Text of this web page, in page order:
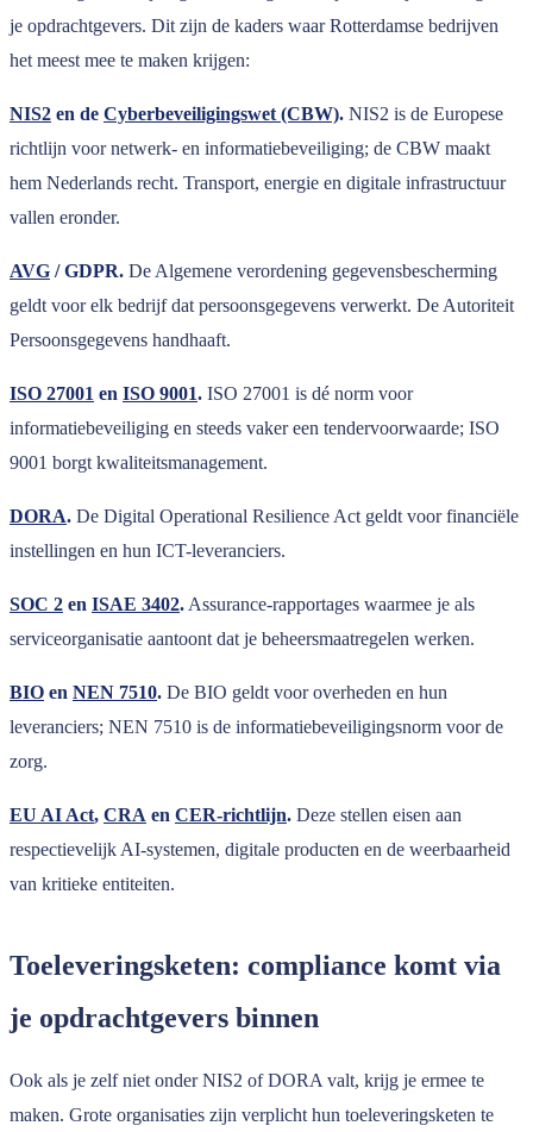
je opdrachtgevers. Dit zijn de kaders waar Rotterdamse bedrijven
het meest mee te maken krijgen:
NIS2 en de Cyberbeveiligingswet (CBW). NIS2 is de Europese
richtlijn voor netwerk- en informatiebeveiliging; de CBW maakt
hem Nederlands recht. Transport, energie en digitale infrastructuur
vallen eronder.
AVG / GDPR. De Algemene verordening gegevensbescherming
geldt voor elk bedrijf dat persoonsgegevens verwerkt. De Autoriteit
Persoonsgegevens handhaaft.
ISO 27001 en ISO 9001. ISO 27001 is dé norm voor
informatiebeveiliging en steeds vaker een tendervoorwaarde; ISO
9001 borgt kwaliteitsmanagement.
DORA. De Digital Operational Resilience Act geldt voor financiële
instellingen en hun ICT-leveranciers.
SOC 2 en ISAE 3402.Assurance-rapportages waarmee je als
serviceorganisatie aantoont dat je beheersmaatregelen werken.
BIO en NEN 7510. De BIO geldt voor overheden en hun
leveranciers; NEN 7510 is de informatiebeveiligingsnorm voor de
zorg.
EU AI Act, CRA en CER-richtlijn. Deze stellen eisen aan
respectievelijk AI-systemen, digitale producten en de weerbaarheid
van kritieke entiteiten.
Toeleveringsketen: compliance komt via
je opdrachtgevers binnen
Ook als je zelf niet onder NIS2 of DORA valt, krijg je ermee te
maken. Grote organisaties zijn verplicht hun toeleveringsketen te